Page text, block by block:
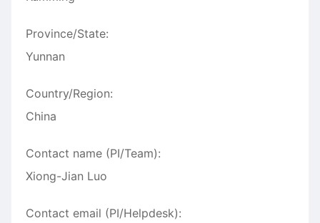
Province/State:
Yunnan
Country/Region:
China
Contact name (PI/Team):
Xiong-Jian Luo
Contact email (PI/Helpdesk):